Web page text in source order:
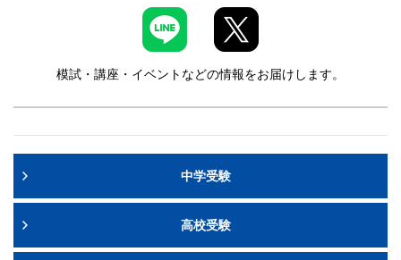
模試・講座・イベントなどの情報をお届けします。
中学受験
高校受験